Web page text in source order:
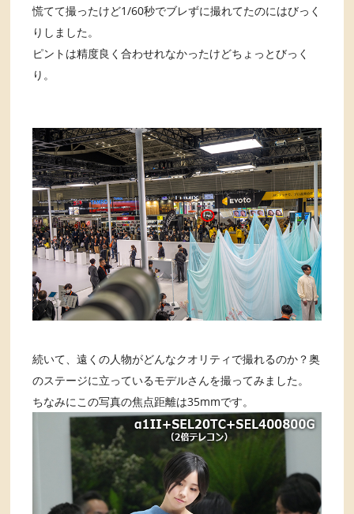
慌てて撮ったけど1/60秒でブレずに撮れてたのにはびっく
りしました。
ピントは精度良く合わせれなかったけどちょっとびっく
り。
続いて、遠くの人物がどんなクオリティで撮れるのか？奥
のステージに立っているモデルさんを撮ってみました。
ちなみにこの写真の焦点距離は35mmです。